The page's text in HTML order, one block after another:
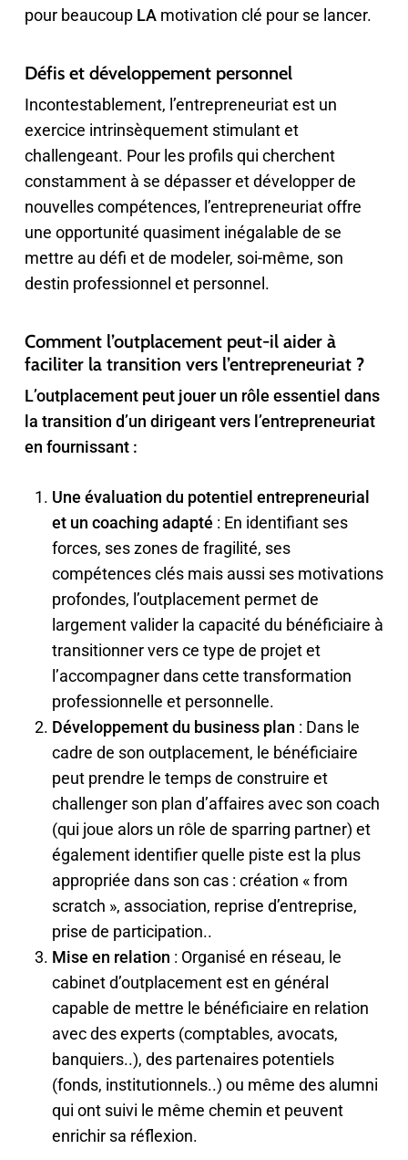
pour beaucoup LAmotivation clé pour se lancer.
Défis et développement personnel
Incontestablement, l’entrepreneuriat est un
exercice intrinsèquement stimulant et
challengeant. Pour les profils qui cherchent
constamment à se dépasser et développer de
nouvelles compétences, l’entrepreneuriat offre
une opportunité quasiment inégalable de se
mettre au défi et de modeler, soi-même, son
destin professionnel et personnel.
Comment l’outplacement peut-il aider à
faciliter la transition vers l’entrepreneuriat ?
L’outplacement peut jouer un rôle essentiel dans
la transition d’un dirigeant vers l’entrepreneuriat
en fournissant :
Une évaluation du potentiel entrepreneurial
et un coaching adapté : En identifiant ses
forces, ses zones de fragilité, ses
compétences clés mais aussi ses motivations
profondes, l’outplacement permet de
largement valider la capacité du bénéficiaire à
transitionner vers ce type de projet et
l’accompagner dans cette transformation
professionnelle et personnelle.
Développement du business plan : Dans le
cadre de son outplacement, le bénéficiaire
peut prendre le temps de construire et
challenger son plan d’affaires avec son coach
(qui joue alors un rôle de sparring partner) et
également identifier quelle piste est la plus
appropriée dans son cas : création « from
scratch », association, reprise d’entreprise,
prise de participation..
Mise en relation : Organisé en réseau, le
cabinet d’outplacement est en général
capable de mettre le bénéficiaire en relation
avec des experts (comptables, avocats,
banquiers..), des partenaires potentiels
(fonds, institutionnels..) ou même des alumni
qui ont suivi le même chemin et peuvent
enrichir sa réflexion.